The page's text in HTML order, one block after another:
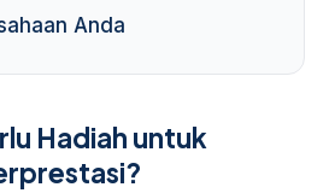
Anda
Hadiah untuk